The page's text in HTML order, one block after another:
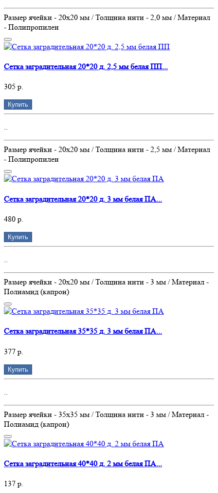
Размер ячейки - 20х20 мм / Толщина нити - 2,0 мм / Материал
- Полипропилен
Сетка заградительная 20*20 д. 2,5 мм белая ПП...
305 р.
Купить
..
Размер ячейки - 20х20 мм / Толщина нити - 2,5 мм / Материал
- Полипропилен
Сетка заградительная 20*20 д. 3 мм белая ПА...
480 р.
Купить
..
Размер ячейки - 20х20 мм / Толщина нити - 3 мм / Материал -
Полиамид (капрон)
Сетка заградительная 35*35 д. 3 мм белая ПА...
377 р.
Купить
Размер ячейки - 35х35 мм / Толщина нити - 3 мм / Материал -
Полиамид (капрон)
Сетка заградительная 40*40 д. 2 мм белая ПА...
137 р.